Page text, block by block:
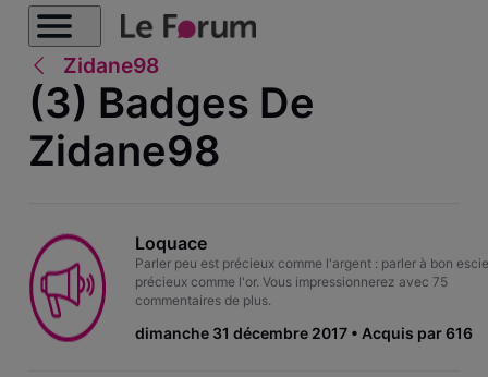
Zidane98
(3) Badges De
Zidane98
Loquace
Parler peu est précieux comme l'argent : parler à bon
précieux comme l'or. Vous impressionnerez avec 75
commentaires de plus.
dimanche 31 décembre 2017 Acquis par 616